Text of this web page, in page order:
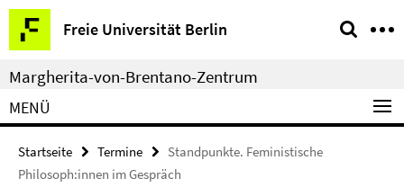
Springe
direkt
zu
Inhalt
Freie Universität Berlin
Service-
Navigation
Margherita-von-Brentano-Zentrum
MENÜ
Startseite Termine
Standpunkte. Feministische
Philosoph:innen im Gespräch